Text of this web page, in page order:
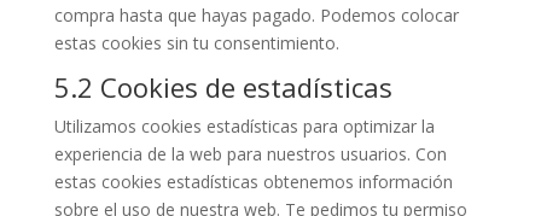
compra hasta que hayas pagado. Podemos colocar
estas cookies sin tu consentimiento.
5.2 Cookies de estadísticas
Utilizamos cookies estadísticas para optimizar la
experiencia de la web para nuestros usuarios. Con
estas cookies estadísticas obtenemos información
sobre el uso de nuestra web. Te pedimos tu permiso